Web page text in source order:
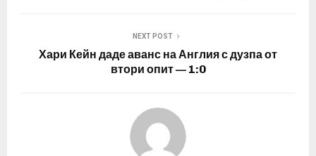
NEXT POST
Хари Кейн даде аванс на Англия с дузпа от
втори опит — 1:0